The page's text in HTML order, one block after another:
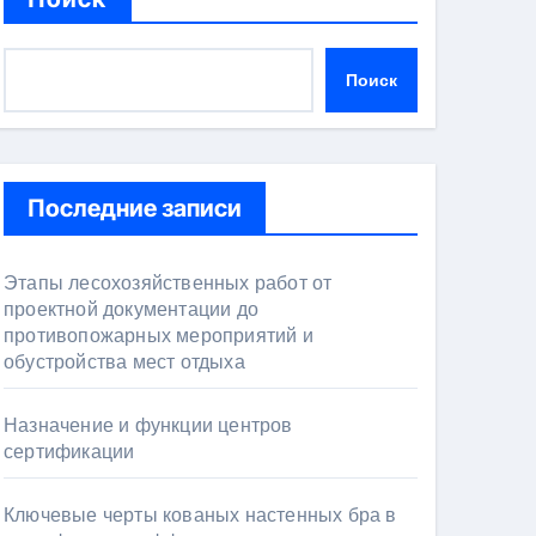
Поиск
Последние записи
Этапы лесохозяйственных работ от
проектной документации до
противопожарных мероприятий и
обустройства мест отдыха
Назначение и функции центров
сертификации
Ключевые черты кованых настенных бра в